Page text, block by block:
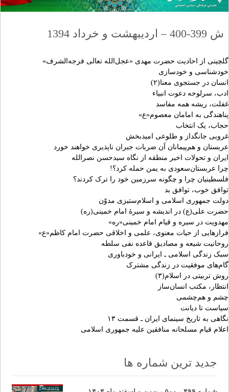
ش 399-400 – اردیبهشت و خرداد 1394
گلچینی از احادیث حضرت مهدی «عجل‌الله تعالی فرجه‌الشرف»
خودشناسی و خودسازی
انسان در جستجوی معنا(۲)
ادب، سرلوحه دعوت انبیاء
غفلت، ریشه همه مفاسد
پناهندگی به امامان معصوم«ع»
حجاب، یک انتخاب
غروبی جانگداز و طلوعی امیدبخش
عربستان و هم‌پیمانان آن ضربات جبران ناپذیری خواهند خورد
ایران و تحولات اخیر منطقه از نگاه سید‌حسن نصرالله
چرا عربستان‌سعودی به یمن حمله کرد؟!
فلسطینیان چرا و چگونه سرزمین خود را ترک کردند؟
توافق خوب، توافق بد
دولت جمهوری اسلامی و اسلام‌ستیزی مدوّن
حضرت علی(ع) در اندیشه و سیرۀ امام خمینی(ره)
مهدویت در سیره و قیام امام خمینی«ره»
فرازهایی از حیات معنوی، علمی و اخلاقی حضرت امام کاظم«ع»
روحانیت شیعه و مصادیق قاعده نفی سلطه
سبک زندگی اسلامی ـ ایرانی و خودباوری
گام‌های موفقیت در زندگی مشترک
روش تربیتی در اسلام(۳)
انتظار، مکتب انسان‌ساز
چشم و هم‌چشمی
سیاست تا دیانت
نگاهی به تاریخ سینمای ایران ـ‌ قسمت ۱۳
اعلام قیام مسلحانه منافقین علیه جمهوری اسلامی
جدید ترین شماره ها